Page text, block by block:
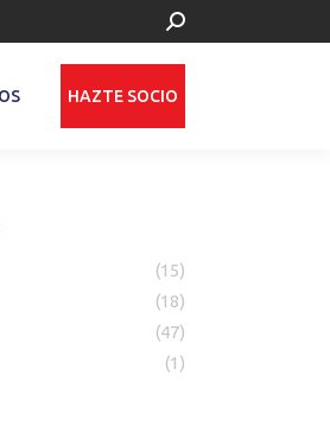
Buscar:
HAZTE SOCIO
(15)
(18)
(47)
(1)